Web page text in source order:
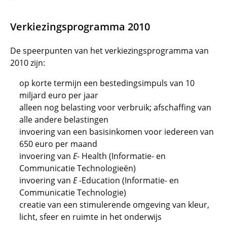
Verkiezingsprogramma 2010
De speerpunten van het verkiezingsprogramma van
2010 zijn:
op korte termijn een bestedingsimpuls van 10
miljard euro per jaar
alleen nog belasting voor verbruik; afschaffing van
alle andere belastingen
invoering van een basisinkomen voor iedereen van
650 euro per maand
invoering van E- Health (Informatie- en
Communicatie Technologieën)
invoering van E-Education (Informatie- en
Communicatie Technologie)
creatie van een stimulerende omgeving van kleur,
licht, sfeer en ruimte in het onderwijs